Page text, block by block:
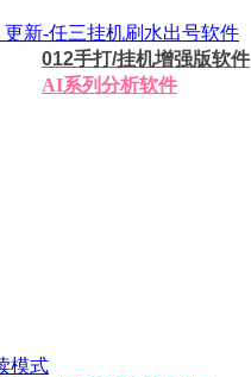
更新-任三挂机刷水出号软件
012手打/挂机增强版软件
AI系列分析软件
模式